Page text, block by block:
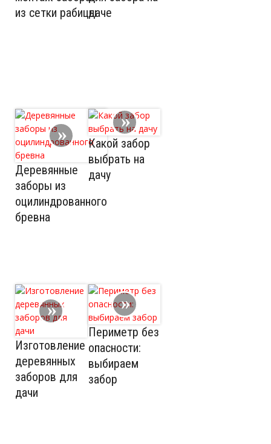
из сетки рабицыдаче
Деревянные
заборы из
оцилиндрованного
бревна
Какой забор
выбрать на
дачу
Изготовление
деревянных
заборов для
дачи
Периметр без
опасности:
выбираем
забор